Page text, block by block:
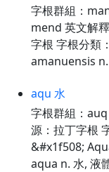
字根群組：
mend 英文解
字根 字根分類
amanuensis
aqu 水
字根群組：
源：拉丁字根
&#x1f508;
aqua n. 水, 液